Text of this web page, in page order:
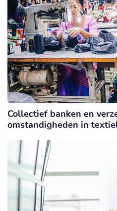
Collectief banken en
omstandigheden in